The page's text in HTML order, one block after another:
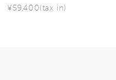
¥59,400(tax in)